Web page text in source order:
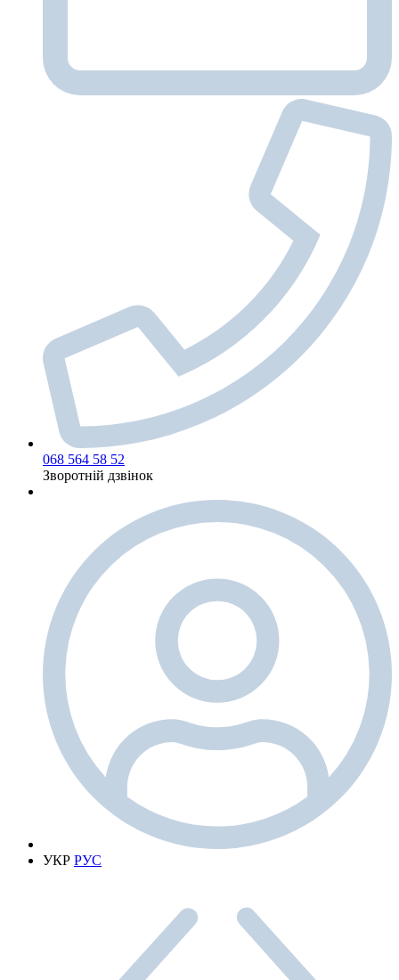
068 564 58 52
Зворотній дзвінок
УКР РУС